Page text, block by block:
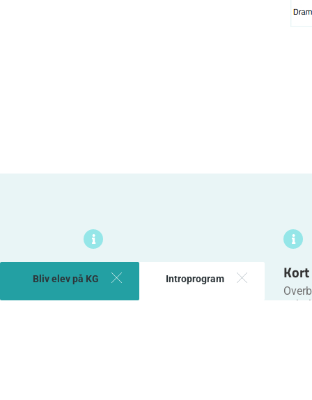
Introprogram
Bliv elev på KGPraktisk info
parkerings-, eksamensregler mm.